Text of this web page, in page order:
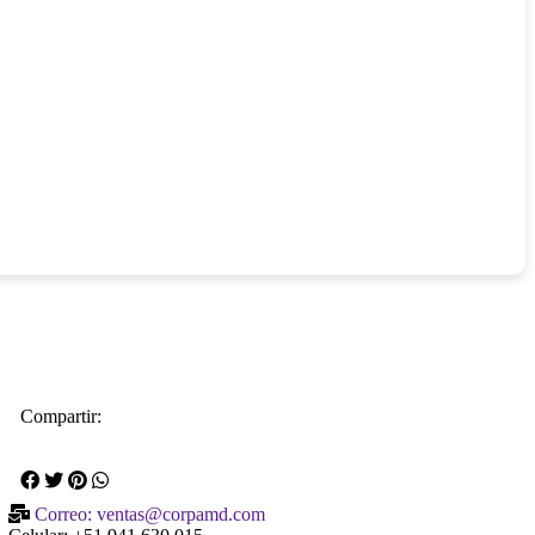
Compartir:
Correo: ventas@corpamd.com